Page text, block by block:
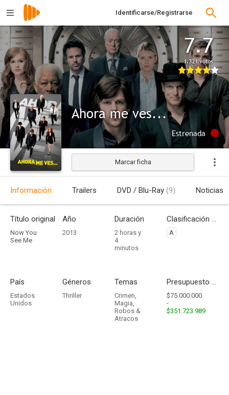
Identificarse/Registrarse
7.7
1.321 votos
Ahora me ves...
Estrenada
Marcar ficha
Información Trailers DVD / Blu-Ray (9) Noticias
Título original
Now You
See Me
Año
2013
Duración
2 horas y
4
minutos
Clasificación por edades
A
País
Estados
Unidos
Géneros
Thriller
Temas
Crimen,
Magia,
Robos &
Atracos
Presupuesto - Ingresos
$75.000.000
-
$351.723.989